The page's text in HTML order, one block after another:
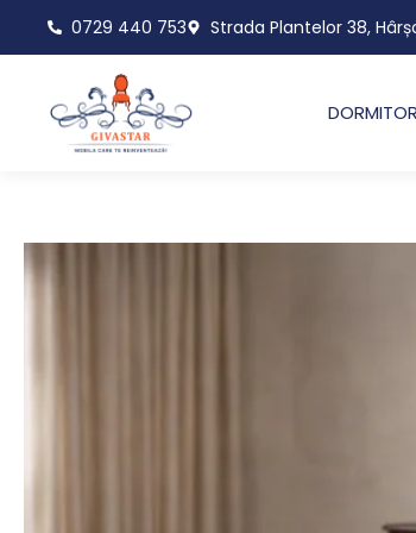
0729 440 753 Strada Plantelor 38,
DORMITOR